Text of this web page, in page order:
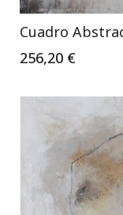
Cuadro
256,20 €